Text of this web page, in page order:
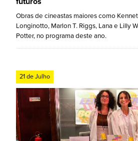
Obras de cineastas maiores como
Longinotto, Marlon T. Riggs, Lana e Lilly
Potter, no programa deste ano.
21 de Julho